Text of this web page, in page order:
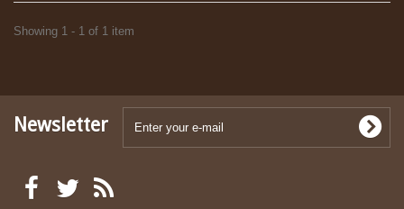
Showing 1 - 1 of 1 item
Newsletter